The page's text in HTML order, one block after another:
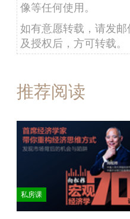
像等任何使用。
如有意愿转载，请发邮
及授权后，方可转载。
推荐阅读
私房课